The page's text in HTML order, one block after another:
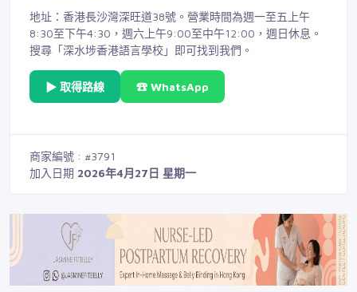
地址：香港長沙灣深旺道38號。營業時間為週一至五上午
8:30至下午4:30，週六上午9:00至中午12:00，週日休息。
搜尋「深水埗香港語言學校」即可找到我們。
▶ 取得路線 ☎ WhatsApp
商家編號 : #3791
加入日期 2026年4月27日 星期一